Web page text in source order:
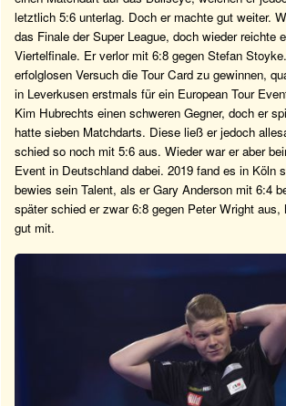
letztlich 5:6 unterlag. Doch er machte gut weiter.
das Finale der Super League, doch wieder reichte
Viertelfinale. Er verlor mit 6:8 gegen Stefan
erfolglosen Versuch die Tour Card zu gewinnen,
in Leverkusen erstmals für ein European Tour
Kim Hubrechts einen schweren Gegner, doch er
hatte sieben Matchdarts. Diese ließ er jedoch
schied so noch mit 5:6 aus. Wieder war er aber
Event in Deutschland dabei. 2019 fand es in Köln
bewies sein Talent, als er Gary Anderson mit 6:4
später schied er zwar 6:8 gegen Peter Wright aus,
gut mit.